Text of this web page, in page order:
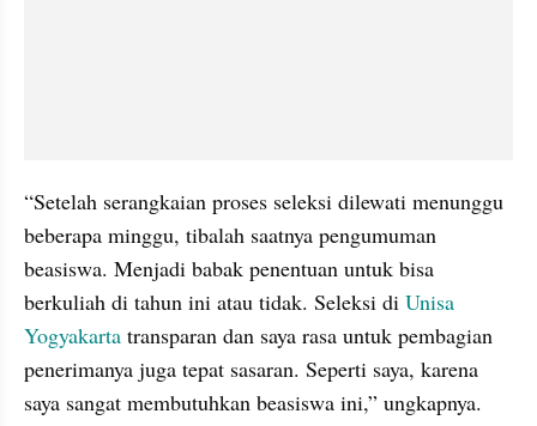
“Setelah serangkaian proses seleksi dilewati menunggu
beberapa minggu, tibalah saatnya pengumuman
beasiswa. Menjadi babak penentuan untuk bisa
berkuliah di tahun ini atau tidak. Seleksi di Unisa
Yogyakarta transparan dan saya rasa untuk pembagian
penerimanya juga tepat sasaran. Seperti saya, karena
saya sangat membutuhkan beasiswa ini,” ungkapnya.